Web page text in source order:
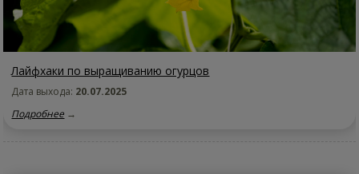
Лайфхаки по выращиванию огурцов
Дата выхода: 20.07.2025
Подробнее →